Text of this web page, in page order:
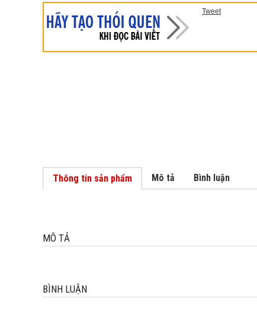
Tweet
Thông tin sản phẩm Mô tả Bình luận
MÔ TẢ
BÌNH LUẬN